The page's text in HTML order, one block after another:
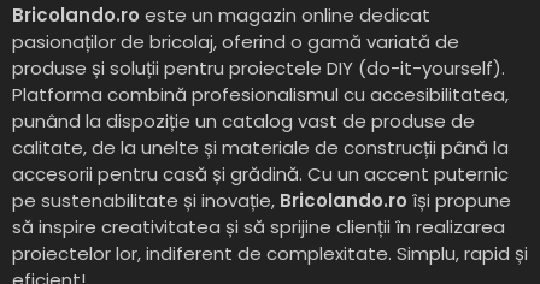
Bricolando.ro este un magazin online dedicat
pasionaților de bricolaj, oferind o gamă variată de
produse și soluții pentru proiectele DIY (do-it-yourself).
Platforma combină profesionalismul cu accesibilitatea,
punând la dispoziție un catalog vast de produse de
calitate, de la unelte și materiale de construcții până la
accesorii pentru casă și grădină. Cu un accent puternic
pe sustenabilitate și inovație, Bricolando.ro își propune
să inspire creativitatea și să sprijine clienții în realizarea
proiectelor lor, indiferent de complexitate. Simplu, rapid și